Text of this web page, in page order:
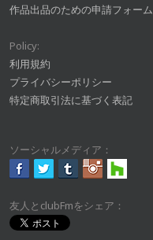
作品出品のための申請フォーム
Policy:
利用規約
プライバシーポリシー
特定商取引法に基づく表記
ソーシャルメディア：
友人とclubFmをシェア：